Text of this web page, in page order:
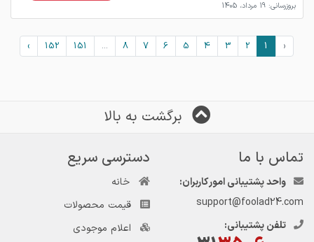
بروزرسانی: 19 مرداد، 1405
‹
1
2
3
4
5
6
7
8
...
151
152
›
برگشت به بالا
تماس با ما
واحد پشتیبانی امور کاربران:
support@foolad24.com
تلفن پشتیبانی:
دسترسی سریع
خانه
قیمت محصولات
اعلام موجودی